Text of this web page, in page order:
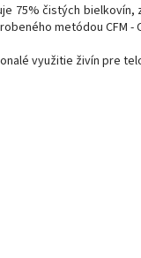
75% čistých bielkovín,
metódou CFM -
využitie živín pre